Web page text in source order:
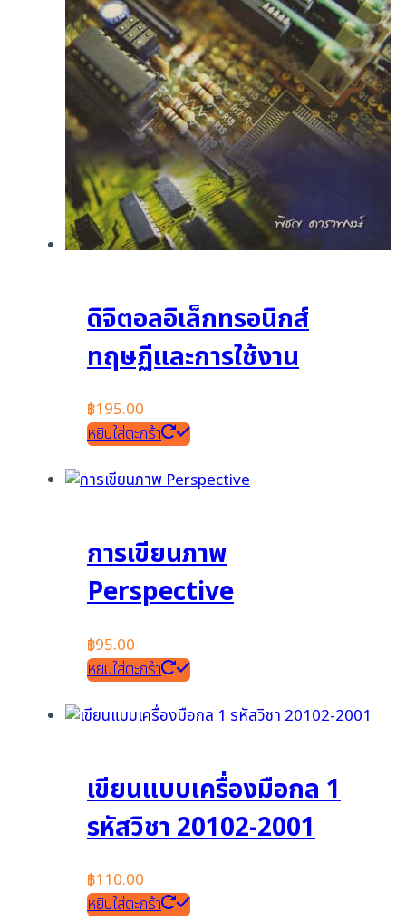
ดิจิตอลอิเล็กทรอนิกส์
ทฤษฏีและการใช้งาน
฿195.00
หยิบใส่ตะกร้า
การเขียนภาพ
Perspective
฿95.00
หยิบใส่ตะกร้า
เขียนแบบเครื่องมือกล 1
รหัสวิชา 20102-2001
฿110.00
หยิบใส่ตะกร้า